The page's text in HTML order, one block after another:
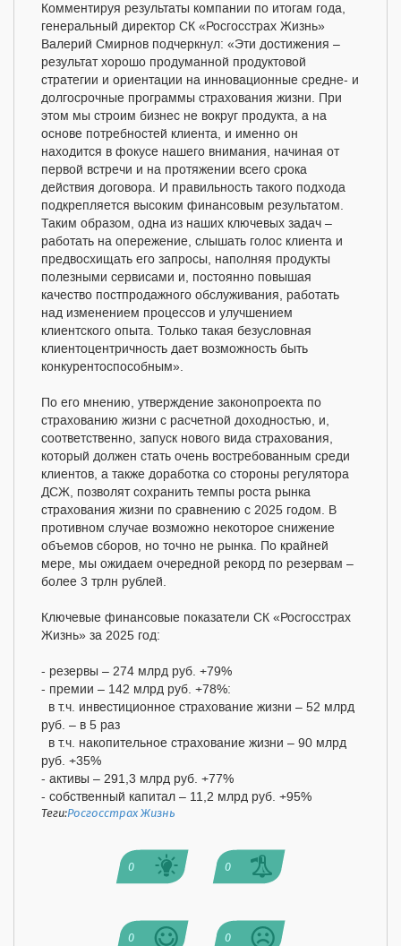
Комментируя результаты компании по итогам года,
генеральный директор СК «Росгосстрах Жизнь»
Валерий Смирнов подчеркнул: «Эти достижения –
результат хорошо продуманной продуктовой
стратегии и ориентации на инновационные средне- и
долгосрочные программы страхования жизни. При
этом мы строим бизнес не вокруг продукта, а на
основе потребностей клиента, и именно он
находится в фокусе нашего внимания, начиная от
первой встречи и на протяжении всего срока
действия договора. И правильность такого подхода
подкрепляется высоким финансовым результатом.
Таким образом, одна из наших ключевых задач –
работать на опережение, слышать голос клиента и
предвосхищать его запросы, наполняя продукты
полезными сервисами и, постоянно повышая
качество постпродажного обслуживания, работать
над изменением процессов и улучшением
клиентского опыта. Только такая безусловная
клиентоцентричность дает возможность быть
конкурентоспособным».
По его мнению, утверждение законопроекта по
страхованию жизни с расчетной доходностью, и,
соответственно, запуск нового вида страхования,
который должен стать очень востребованным среди
клиентов, а также доработка со стороны регулятора
ДСЖ, позволят сохранить темпы роста рынка
страхования жизни по сравнению с 2025 годом. В
противном случае возможно некоторое снижение
объемов сборов, но точно не рынка. По крайней
мере, мы ожидаем очередной рекорд по резервам –
более 3 трлн рублей.
Ключевые финансовые показатели СК «Росгосстрах
Жизнь» за 2025 год:
- резервы – 274 млрд руб. +79%
- премии – 142 млрд руб. +78%:
в т.ч. инвестиционное страхование жизни – 52 млрд
руб. – в 5 раз
в т.ч. накопительное страхование жизни – 90 млрд
руб. +35%
- активы – 291,3 млрд руб. +77%
- собственный капитал – 11,2 млрд руб. +95%
Теги:Росгосстрах Жизнь
0 0
0 0